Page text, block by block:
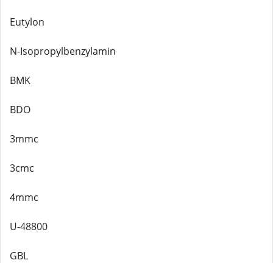
Eutylon
N-Isopropylbenzylamin
BMK
BDO
3mmc
3cmc
4mmc
U-48800
GBL